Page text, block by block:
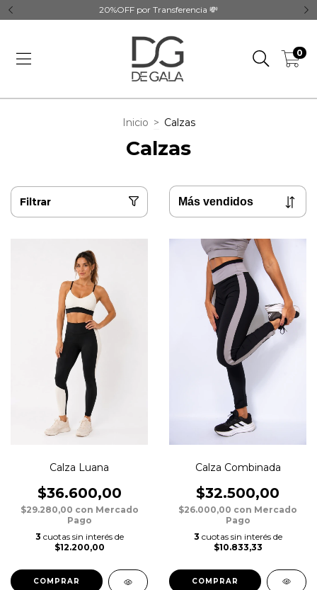
20%OFF por Transferencia 💸
0
Inicio > Calzas
Calzas
Filtrar
Calza Luana
$36.600,00
$29.280,00 con Mercado
Pago
3 cuotas sin interés de
$12.200,00
COMPRAR
Calza Combinada
$32.500,00
$26.000,00 con Mercado
Pago
3 cuotas sin interés de
$10.833,33
COMPRAR